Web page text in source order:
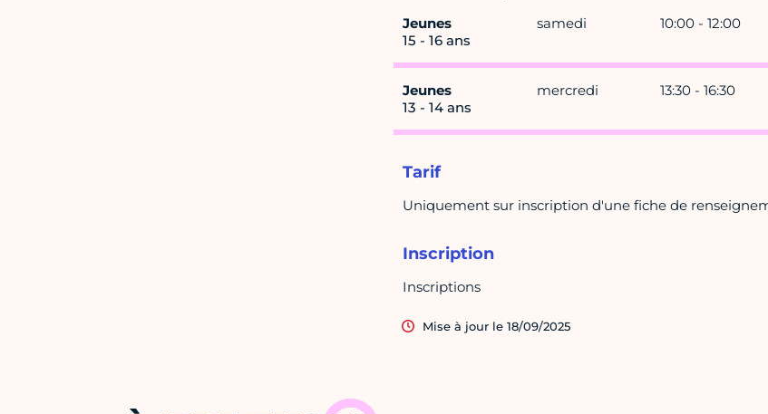
Jeunes
15 - 16 ans
samedi 10:00 - 12:00
Jeunes
13 - 14 ans
mercredi 13:30 - 16:30
Tarif
Uniquement sur inscription d'une fiche de
Inscription
Inscriptions
Mise à jour le 18/09/2025